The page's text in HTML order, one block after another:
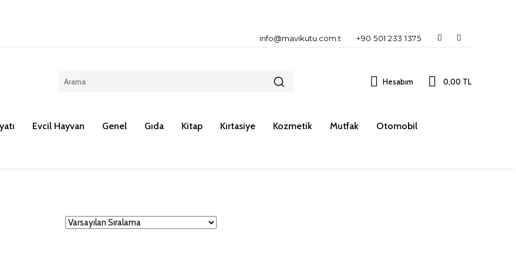
info@mavikutu.com.t +90 501 233 1375
Hesabım 0,00 TL
Evcil Hayvan Genel Gıda Kitap Kırtasiye Kozmetik Mutfak Otomobil